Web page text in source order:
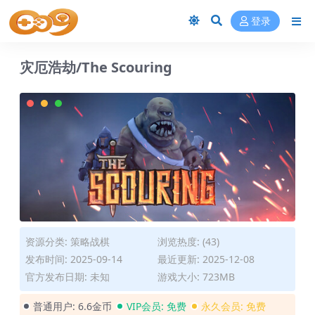
登录
灾厄浩劫/The Scouring
资源分类: 策略战棋
浏览热度: (43)
发布时间: 2025-09-14
最近更新: 2025-12-08
官方发布日期: 未知
游戏大小: 723MB
普通用户: 6.6金币 VIP会员: 免费 永久会员: 免费